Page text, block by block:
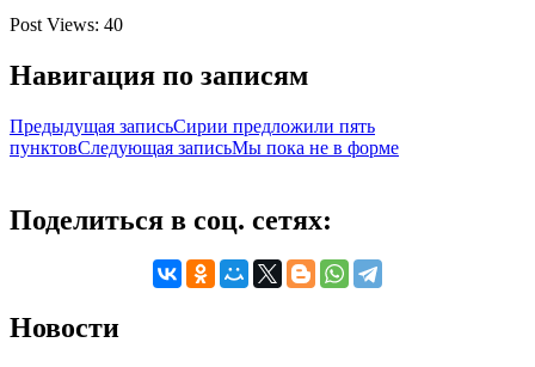
Post Views: 40
Навигация по записям
Предыдущая записьСирии предложили пять
пунктовСледующая записьМы пока не в форме
Поделиться в соц. сетях:
Новости